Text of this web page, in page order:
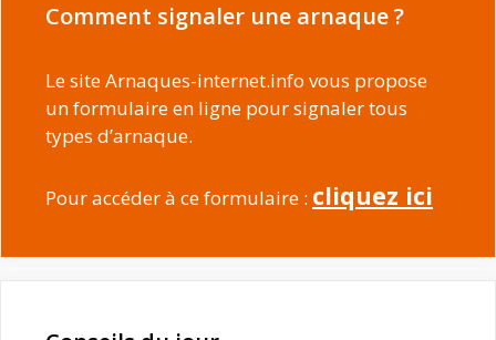
Comment signaler une arnaque ?
Le site Arnaques-internet.info vous propose
un formulaire en ligne pour signaler tous
types d’arnaque.
Pour accéder à ce formulaire : cliquez ici